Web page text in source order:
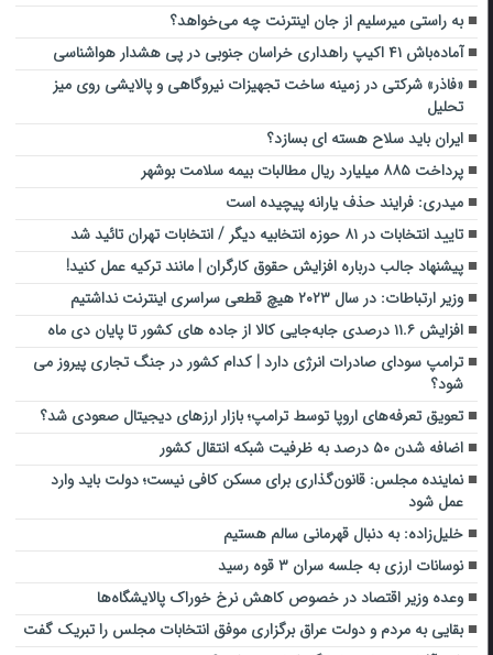
به راستی میرسلیم از جان اینترنت چه می‌خواهد؟
آماده‌باش ۴۱ اکیپ راهداری خراسان جنوبی در پی هشدار هواشناسی
«فاذر» شرکتی در زمینه ساخت تجهیزات نیروگاهی و پالایشی روی میز
تحلیل
ایران باید سلاح هسته ای بسازد؟
پرداخت ۸۸۵ میلیارد ریال مطالبات بیمه سلامت بوشهر
میدری: فرایند حذف یارانه پیچیده است
تایید انتخابات در ۸۱ حوزه انتخابیه دیگر / انتخابات تهران تائید شد
پیشنهاد جالب درباره افزایش حقوق کارگران | مانند ترکیه عمل کنید!
وزیر ارتباطات: در سال ۲۰۲۳ هیچ قطعی سراسری اینترنت نداشتیم
افزایش ۱۱.۶ درصدی جابه‌جایی کالا از جاده ‌های کشور تا پایان دی‌ ماه
ترامپ سودای صادرات انرژی دارد | کدام کشور در جنگ تجاری پیروز می
شود؟
تعویق تعرفه‌های اروپا توسط ترامپ؛ بازار ارزهای دیجیتال صعودی شد؟
اضافه شدن ۵۰ درصد به ظرفیت شبکه انتقال کشور
نماینده مجلس: قانون‌گذاری برای مسکن کافی نیست؛ دولت باید وارد
عمل شود
خلیل‌زاده: به دنبال قهرمانی سالم هستیم
نوسانات ارزی به جلسه سران ۳ قوه رسید
وعده وزیر اقتصاد در خصوص کاهش نرخ خوراک پالایشگاه‌ها
بقایی به مردم و دولت عراق برگزاری موفق انتخابات مجلس را تبریک گفت